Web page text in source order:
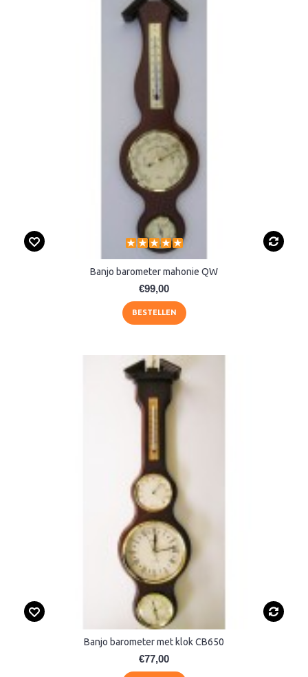
Banjo barometer mahonie QW
€99,00
BESTELLEN
Banjo barometer met klok CB650
€77,00